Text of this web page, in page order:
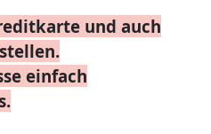
und auch
einfach